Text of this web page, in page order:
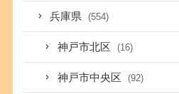
兵庫県 (554)
神戸市北区 (16)
神戸市中央区 (92)